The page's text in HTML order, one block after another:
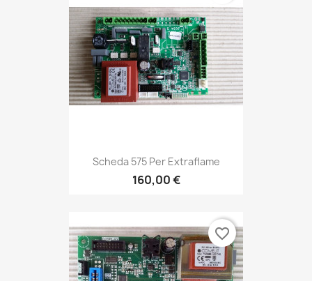
Scheda 575 Per Extraflame
160,00 €
favorite_border